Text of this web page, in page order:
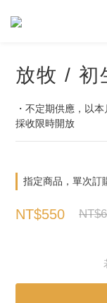
放牧 / 初
・不定期供應，以
採收限時開放
指定商品，單次訂
NT$550